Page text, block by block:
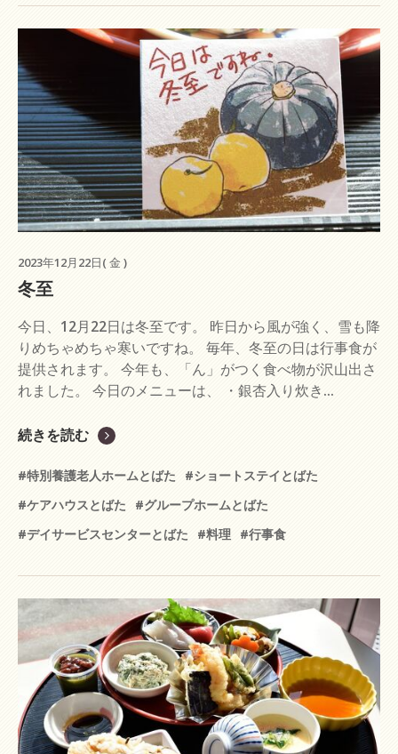
2023年12月22日( 金 )
冬至
今日、12月22日は冬至です。 昨日から風が強く、雪も降
りめちゃめちゃ寒いですね。 毎年、冬至の日は行事食が
提供されます。 今年も、「ん」がつく食べ物が沢山出さ
れました。 今日のメニューは、 ・銀杏入り炊き...
続きを読む
#特別養護老人ホームとばた
#ショートステイとばた
#ケアハウスとばた
#グループホームとばた
#デイサービスセンターとばた
#料理 #行事食